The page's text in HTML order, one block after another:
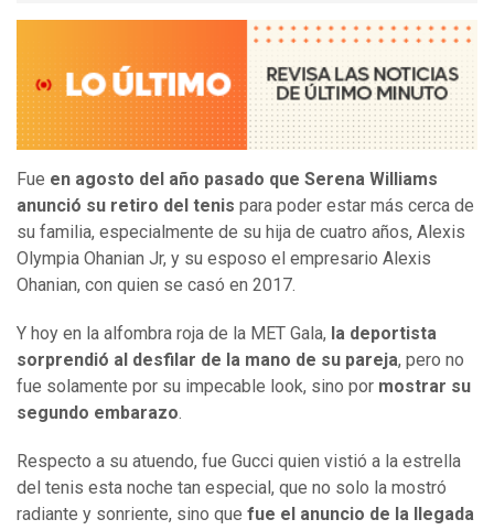
Fue en agosto del año pasado que Serena Williams
anunció su retiro del tenis para poder estar más cerca de
su familia, especialmente de su hija de cuatro años, Alexis
Olympia Ohanian Jr, y su esposo el empresario Alexis
Ohanian, con quien se casó en 2017.
Y hoy en la alfombra roja de la MET Gala, la deportista
sorprendió al desfilar de la mano de su pareja, pero no
fue solamente por su impecable look, sino por mostrar su
segundo embarazo.
Respecto a su atuendo, fue Gucci quien vistió a la estrella
del tenis esta noche tan especial, que no solo la mostró
radiante y sonriente, sino que fue el anuncio de la llegada